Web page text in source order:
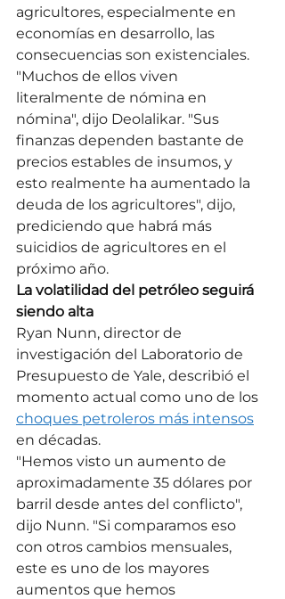
agricultores, especialmente en
economías en desarrollo, las
consecuencias son existenciales.
"Muchos de ellos viven
literalmente de nómina en
nómina", dijo Deolalikar. "Sus
finanzas dependen bastante de
precios estables de insumos, y
esto realmente ha aumentado la
deuda de los agricultores", dijo,
prediciendo que habrá más
suicidios de agricultores en el
próximo año.
La volatilidad del petróleo seguirá
siendo alta
Ryan Nunn, director de
investigación del Laboratorio de
Presupuesto de Yale, describió el
momento actual como uno de los
choques petroleros más intensos
en décadas.
"Hemos visto un aumento de
aproximadamente 35 dólares por
barril desde antes del conflicto",
dijo Nunn. "Si comparamos eso
con otros cambios mensuales,
este es uno de los mayores
aumentos que hemos